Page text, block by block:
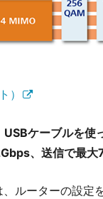
）
ケーブルを使
、送信で最大
ルーターの設定